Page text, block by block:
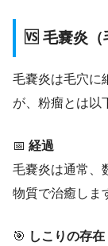
🆚 毛嚢炎
毛嚢炎は毛穴に
が、粉瘤とは以
📅 経過
毛嚢炎は通常、
物質で治癒しま
🎯 しこりの存在